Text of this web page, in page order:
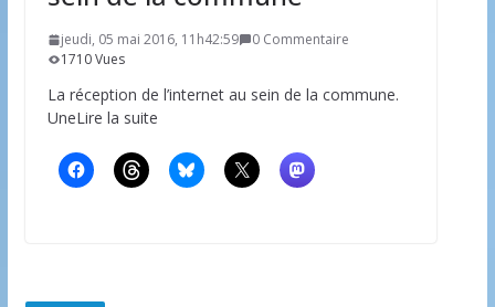
jeudi, 05 mai 2016, 11h42:59
0 Commentaire
1710 Vues
La réception de l’internet au sein de la commune.
UneLire la suite